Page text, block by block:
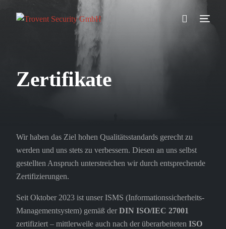
Zertifikate
Wir haben das Ziel hohen Qualitätsstandards gerecht zu
werden und uns stets zu verbessern. Diesen an uns selbst
gestellten Anspruch unterstreichen wir durch entsprechende
Zertifizierungen.
Seit Oktober 2023 ist unser ISMS (Informationssicherheits-
Managementsystem) gemäß derDIN ISO/IEC 27001
zertifiziert – mittlerweile auch nach der überarbeitetenISO
Detektion
Referenzen
Über uns
Karriere
Wissen